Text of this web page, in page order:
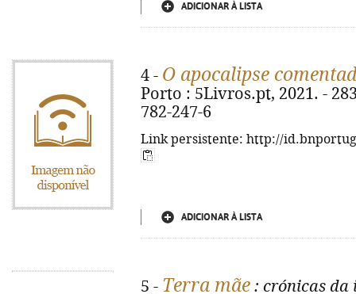
ADICIONAR À LISTA
4 - O apocalipse
Porto : 5Livros.pt, 2021. -
782-247-6
Link persistente: http://
ADICIONAR À LISTA
5 - Terra mãe : crónicas da